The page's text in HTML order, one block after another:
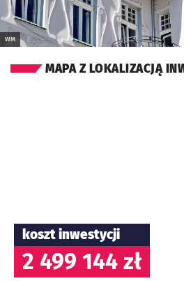
WM
MAPA Z LOKALIZACJĄ
koszt inwestycji
2 499 144 zł